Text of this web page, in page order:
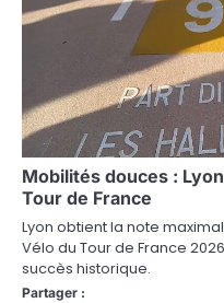
t
o
n
d
e
l
Mobilités douces :
Tour de France
Lyon obtient la note
Vélo du Tour de France
succès historique.
Partager :